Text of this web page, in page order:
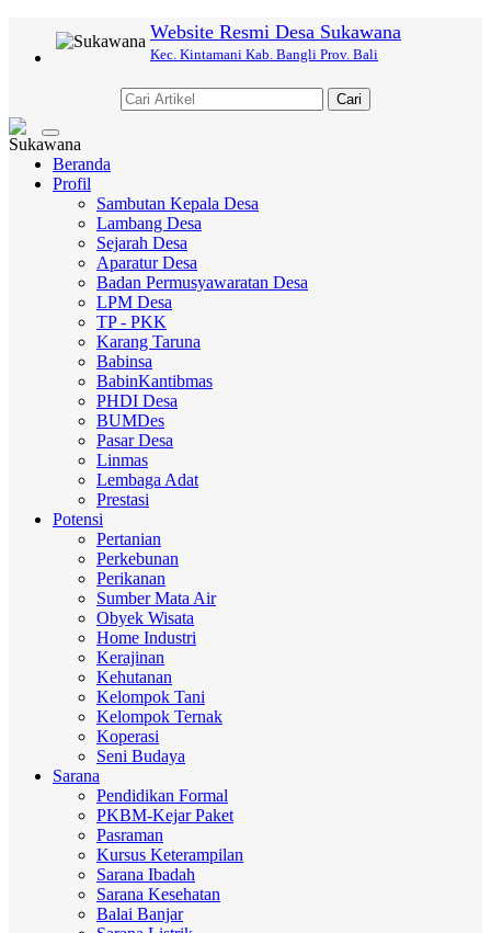
Website Resmi Desa Sukawana
Kec. Kintamani Kab. Bangli Prov. Bali
Cari
Toggle
navigation
Beranda
Profil
Sambutan Kepala Desa
Lambang Desa
Sejarah Desa
Aparatur Desa
Badan Permusyawaratan Desa
LPM Desa
TP - PKK
Karang Taruna
Babinsa
BabinKantibmas
PHDI Desa
BUMDes
Pasar Desa
Linmas
Lembaga Adat
Prestasi
Potensi
Pertanian
Perkebunan
Perikanan
Sumber Mata Air
Obyek Wisata
Home Industri
Kerajinan
Kehutanan
Kelompok Tani
Kelompok Ternak
Koperasi
Seni Budaya
Sarana
Pendidikan Formal
PKBM-Kejar Paket
Pasraman
Kursus Keterampilan
Sarana Ibadah
Sarana Kesehatan
Balai Banjar